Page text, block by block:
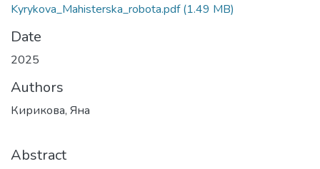
Kyrykova_Mahisterska_robota.pdf(1.49 MB)
Date
2025
Authors
Кирикова, Яна
Abstract